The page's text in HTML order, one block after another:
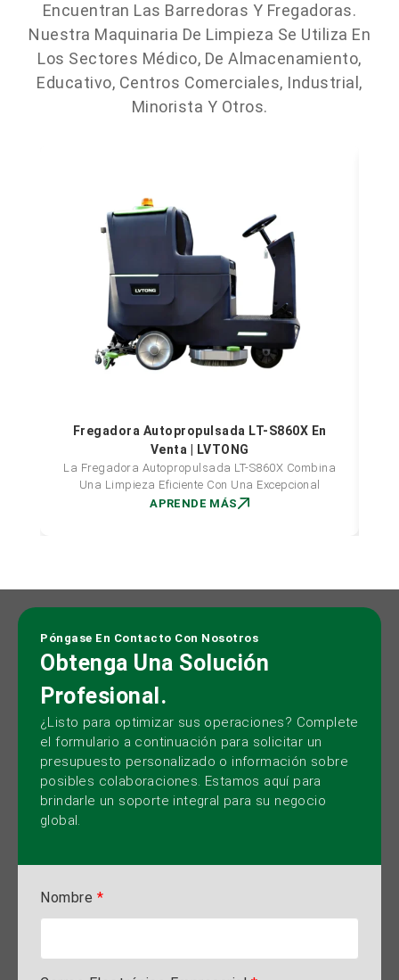
Encuentran Las Barredoras Y Fregadoras.
Nuestra Maquinaria De Limpieza Se Utiliza En
Los Sectores Médico, De Almacenamiento,
Educativo, Centros Comerciales, Industrial,
Minorista Y Otros.
Fregadora Autopropulsada LT-S860X En
Venta | LVTONG
La Fregadora Autopropulsada LT-S860X Combina
Una Limpieza Eficiente Con Una Excepcional
APRENDE MÁS
Póngase En Contacto Con Nosotros
Obtenga Una Solución
Profesional.
¿Listo para optimizar sus operaciones? Complete
el formulario a continuación para solicitar un
presupuesto personalizado o información sobre
posibles colaboraciones. Estamos aquí para
brindarle un soporte integral para su negocio
global.
Nombre *